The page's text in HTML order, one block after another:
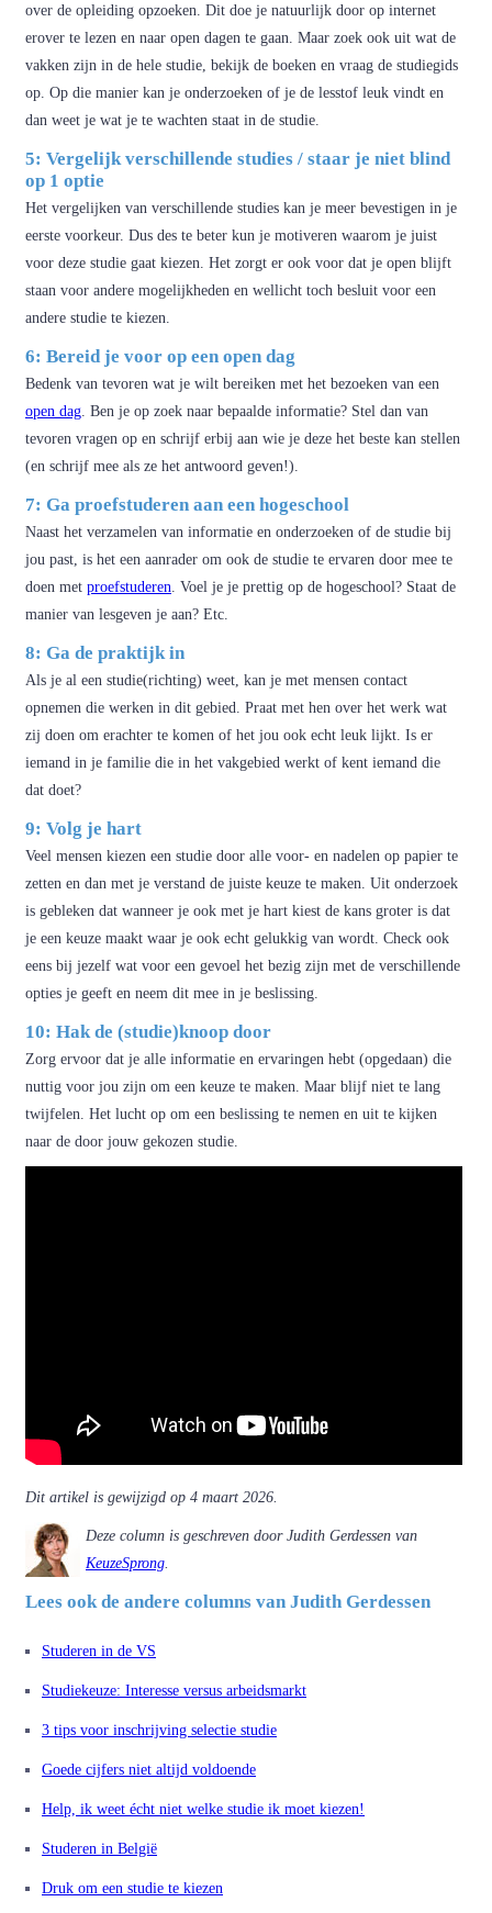
over de opleiding opzoeken. Dit doe je natuurlijk door op internet
erover te lezen en naar open dagen te gaan. Maar zoek ook uit wat de
vakken zijn in de hele studie, bekijk de boeken en vraag de studiegids
op. Op die manier kan je onderzoeken of je de lesstof leuk vindt en
dan weet je wat je te wachten staat in de studie.
5: Vergelijk verschillende studies / staar je niet blind
op 1 optie
Het vergelijken van verschillende studies kan je meer bevestigen in je
eerste voorkeur. Dus des te beter kun je motiveren waarom je juist
voor deze studie gaat kiezen. Het zorgt er ook voor dat je open blijft
staan voor andere mogelijkheden en wellicht toch besluit voor een
andere studie te kiezen.
6: Bereid je voor op een open dag
Bedenk van tevoren wat je wilt bereiken met het bezoeken van een
open dag . Ben je op zoek naar bepaalde informatie? Stel dan van
tevoren vragen op en schrijf erbij aan wie je deze het beste kan stellen
(en schrijf mee als ze het antwoord geven!).
7: Ga proefstuderen aan een hogeschool
Naast het verzamelen van informatie en onderzoeken of de studie bij
jou past, is het een aanrader om ook de studie te ervaren door mee te
doen met proefstuderen . Voel je je prettig op de hogeschool? Staat de
manier van lesgeven je aan? Etc.
8: Ga de praktijk in
Als je al een studie(richting) weet, kan je met mensen contact
opnemen die werken in dit gebied. Praat met hen over het werk wat
zij doen om erachter te komen of het jou ook echt leuk lijkt. Is er
iemand in je familie die in het vakgebied werkt of kent iemand die
dat doet?
9: Volg je hart
Veel mensen kiezen een studie door alle voor- en nadelen op papier te
zetten en dan met je verstand de juiste keuze te maken. Uit onderzoek
is gebleken dat wanneer je ook met je hart kiest de kans groter is dat
je een keuze maakt waar je ook echt gelukkig van wordt. Check ook
eens bij jezelf wat voor een gevoel het bezig zijn met de verschillende
opties je geeft en neem dit mee in je beslissing.
10: Hak de (studie)knoop door
Zorg ervoor dat je alle informatie en ervaringen hebt (opgedaan) die
nuttig voor jou zijn om een keuze te maken. Maar blijf niet te lang
twijfelen. Het lucht op om een beslissing te nemen en uit te kijken
naar de door jouw gekozen studie.
Dit artikel is gewijzigd op 4 maart 2026.
Deze column is geschreven door Judith Gerdessen van
KeuzeSprong
Lees ook de andere columns van Judith Gerdessen
Studeren in de VS
Studiekeuze: Interesse versus arbeidsmarkt
3 tips voor inschrijving selectie studie
Goede cijfers niet altijd voldoende
Help, ik weet écht niet welke studie ik moet kiezen!
Studeren in België
Druk om een studie te kiezen